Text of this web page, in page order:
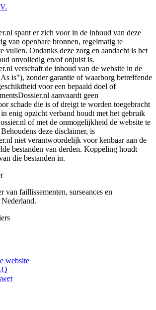
spant er zich voor in de inhoud van deze
van openbare bronnen, regelmatig te
vullen. Ondanks deze zorg en aandacht is het
onvolledig en/of onjuist is.
verschaft de inhoud van de website in de
is"), zonder garantie of waarborg betreffende
voor een bepaald doel of
aanvaardt geen
schade die is of dreigt te worden toegebracht
enig opzicht verband houdt met het gebruik
of met de onmogelijkheid de website te
deze disclaimer, is
niet verantwoordelijk voor kenbaar aan de
bestanden van derden. Koppeling houdt
die bestanden in.
van faillissementen, surseances en
website